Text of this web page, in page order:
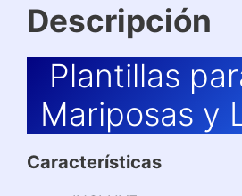
Descripción
Plantillas
Mariposas y
Características